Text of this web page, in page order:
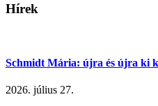
Hírek
Schmidt Mária: újra és újra ki
2026. július 27.